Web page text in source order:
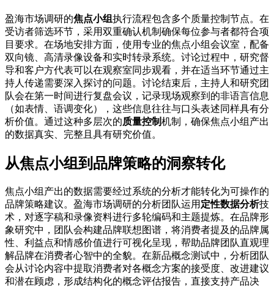
盈海市场调研的焦点小组执行流程包含多个质量控制节点。在
受访者筛选环节，采用双重确认机制确保每位参与者都符合项
目要求。在场地安排方面，使用专业的焦点小组会议室，配备
双向镜、高清录像设备和实时转录系统。讨论过程中，研究督
导和客户方代表可以在观察室同步观看，并在适当环节通过主
持人传递需要深入探讨的问题。讨论结束后，主持人和研究团
队会在第一时间进行复盘会议，记录现场观察到的非语言信息
（如表情、语调变化），这些信息往往与口头表述同样具有分
析价值。通过这种多层次的质量控制机制，确保焦点小组产出
的数据真实、完整且具有研究价值。
从焦点小组到品牌策略的洞察转化
焦点小组产出的数据需要经过系统的分析才能转化为可操作的
品牌策略建议。盈海市场调研的分析团队运用 定性数据分析技
术，对逐字稿和录像资料进行多轮编码和主题提炼。在品牌形
象研究中，团队会构建品牌联想图谱，将消费者提及的品牌属
性、利益点和情感价值进行可视化呈现，帮助品牌团队直观理
解品牌在消费者心智中的全貌。在新品概念测试中，分析团队
会从讨论内容中提取消费者对各概念方案的接受度、改进建议
和潜在顾虑，形成结构化的概念评估报告，直接支持产品决